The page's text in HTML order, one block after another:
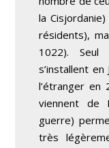
la
résidents),
1022).
s’installent
l’étranger en
viennent de
guerre)
très